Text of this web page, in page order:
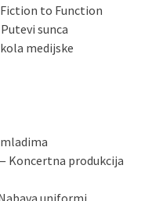
to Function
sunca
medijske
Koncertna produkcija
uniformi